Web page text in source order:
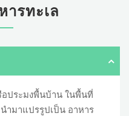
ารทะเล
อประมงพื้นบ้าน ในพื้นที่
ำมาแปรรูปเป็น อาหาร